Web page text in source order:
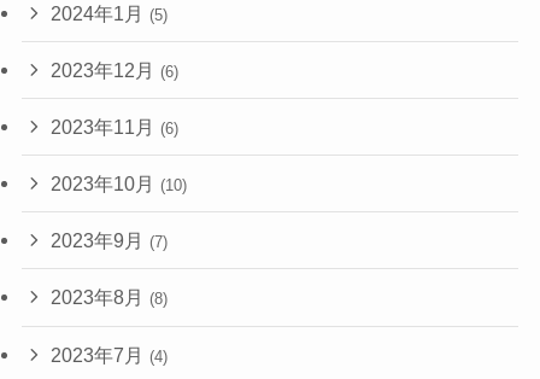
2024年1月 (5)
2023年12月 (6)
2023年11月 (6)
2023年10月 (10)
2023年9月 (7)
2023年8月 (8)
2023年7月 (4)